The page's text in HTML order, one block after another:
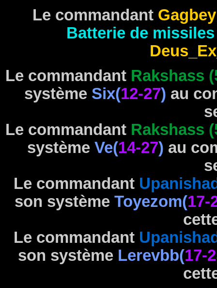
Le commandant
Batterie de
Le commandant Rakshass
système Six(12-27) au
Le commandant Rakshass
système Ve(14-27) au
Le commandant
son système Toyezom(17-
Le commandant
son système Lerevbb(17-